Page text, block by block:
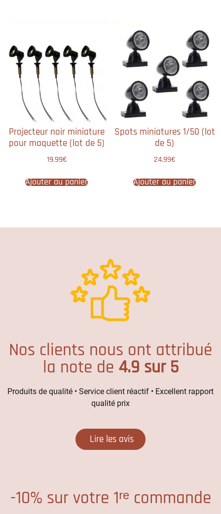
Projecteur noir miniature
pour maquette (lot de 5)
19.99€
Ajouter au panier
Spots miniatures 1/50 (lot
de 5)
24.99€
Ajouter au panier
Nos clients nous ont attribué
la note de 4.9 sur 5
Produits de qualité • Service client réactif • Excellent rapport
qualité prix
Lire les avis
-10% sur votre 1ʳᵉ commande